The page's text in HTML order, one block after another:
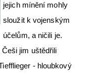
jejich mínění mohly
sloužit k vojenským
účelům, a ničili je.
jim uštědřili
- hloubkový